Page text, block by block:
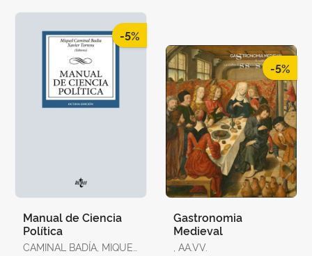
-5%
Manual de Ciencia
Política
CAMINAL BADÍA, MIQUEL
-5%
Gastronomia
Medieval
, AA.VV.